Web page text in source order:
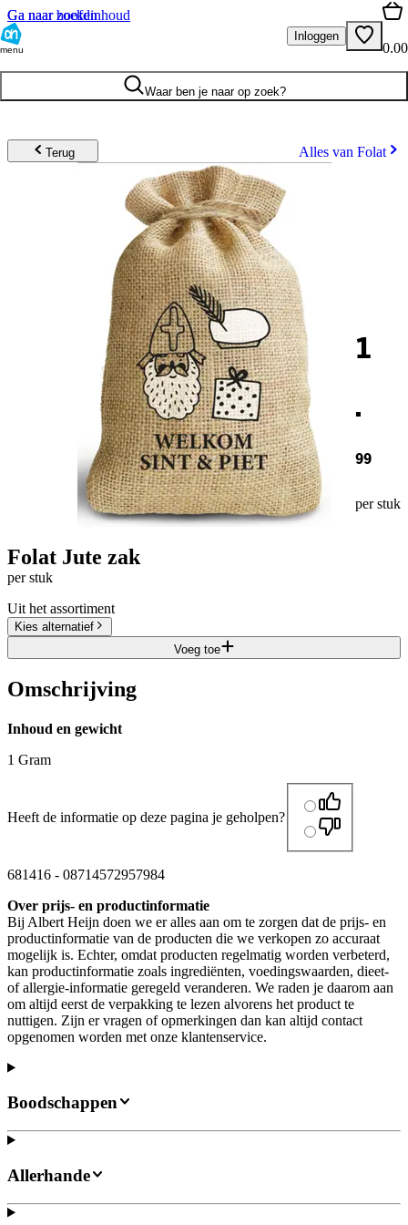
Ga naar hoofdinhoud
Ga naar zoeken
menu
Inloggen
0.00
Waar ben je naar op zoek?
Terug Alles van Folat
1
.
99
per stuk
Folat Jute zak
per stuk
Uit het assortiment
Kies alternatief
Voeg toe
Omschrijving
Inhoud en gewicht
1 Gram
Heeft de informatie op deze pagina je geholpen?
681416 - 08714572957984
Over prijs- en productinformatie
Bij Albert Heijn doen we er alles aan om te zorgen dat de prijs- en
productinformatie van de producten die we verkopen zo accuraat
mogelijk is. Echter, omdat producten regelmatig worden verbeterd,
kan productinformatie zoals ingrediënten, voedingswaarden, dieet-
of allergie-informatie geregeld veranderen. We raden je daarom aan
om altijd eerst de verpakking te lezen alvorens het product te
nuttigen. Zijn er vragen of opmerkingen dan kan altijd contact
opgenomen worden met onze klantenservice.
Boodschappen
Allerhande